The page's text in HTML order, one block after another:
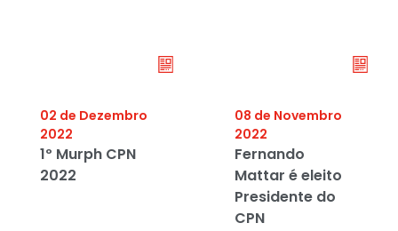
02 de Dezembro
2022
1º Murph CPN
2022
08 de Novembro
2022
Fernando
Mattar é eleito
Presidente do
CPN